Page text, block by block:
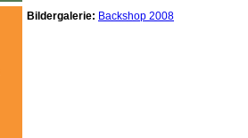
Bildergalerie: Backshop 2008